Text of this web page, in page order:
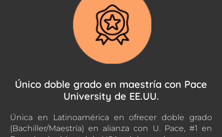
Único doble grado en maestría con Pace
University de EE.UU.
Única en Latinoamérica en ofrecer doble grado
(Bachiller/Maestría) en alianza con U. Pace, #1 en